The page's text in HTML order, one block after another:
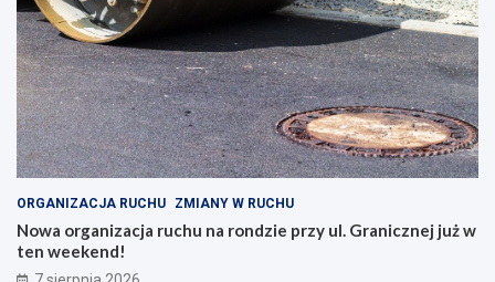
ORGANIZACJA RUCHU ZMIANY W RUCHU
Nowa organizacja ruchu na rondzie przy ul. Granicznej już w
ten weekend!